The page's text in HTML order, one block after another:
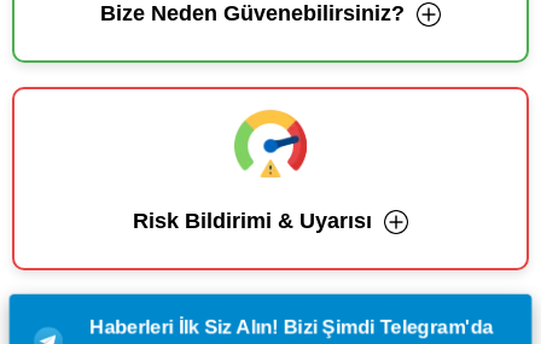
Bize Neden Güvenebilirsiniz?
Risk Bildirimi & Uyarısı
Haberleri İlk Siz Alın! Bizi Şimdi Telegram'da